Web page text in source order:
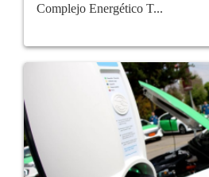
Complejo Energético T...